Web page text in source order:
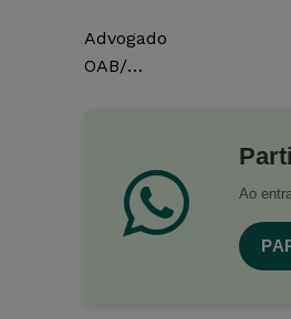
Advogado
OAB/…
Ao